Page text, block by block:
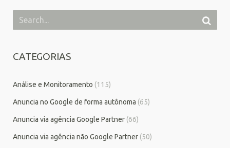
CATEGORIAS
Análise e Monitoramento (115)
Anuncia no Google de forma autônoma (65)
Anuncia via agência Google Partner (66)
Anuncia via agência não Google Partner (50)